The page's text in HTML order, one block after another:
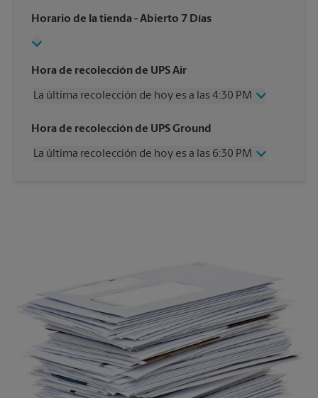
Horario de la tienda - Abierto 7 Días
Hora de recolección de UPS Air
La última recolección de hoy es a las 4:30 PM
Miércoles
4:30 PM
Viernes
4:30 PM
Hora de recolección de UPS Ground
La última recolección de hoy es a las 6:30 PM
6:30 PM